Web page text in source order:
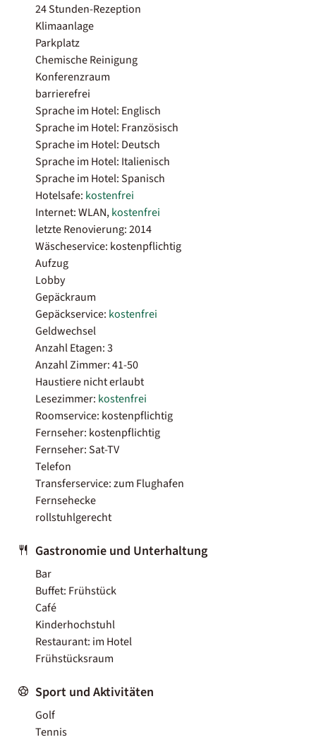
24 Stunden-Rezeption
Klimaanlage
Parkplatz
Chemische Reinigung
Konferenzraum
barrierefrei
Sprache im Hotel: Englisch
Sprache im Hotel: Französisch
Sprache im Hotel: Deutsch
Sprache im Hotel: Italienisch
Sprache im Hotel: Spanisch
Hotelsafe: kostenfrei
Internet: WLAN,kostenfrei
letzte Renovierung: 2014
Wäscheservice: kostenpflichtig
Aufzug
Lobby
Gepäckraum
Gepäckservice: kostenfrei
Geldwechsel
Anzahl Etagen: 3
Anzahl Zimmer: 41-50
Haustiere nicht erlaubt
Lesezimmer: kostenfrei
Roomservice: kostenpflichtig
Fernseher: kostenpflichtig
Fernseher: Sat-TV
Telefon
Transferservice: zum Flughafen
Fernsehecke
rollstuhlgerecht
Gastronomie und Unterhaltung
Bar
Buffet: Frühstück
Café
Kinderhochstuhl
Restaurant: im Hotel
Frühstücksraum
Sport und Aktivitäten
Golf
Tennis